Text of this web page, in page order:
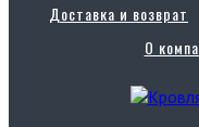
Доставка и возврат
О